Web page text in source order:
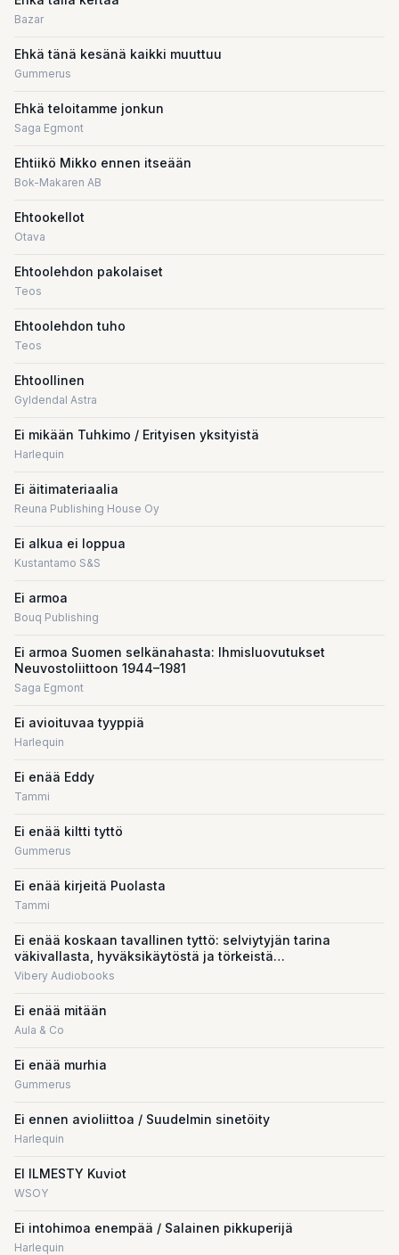
Bazar
Ehkä tänä kesänä kaikki muuttuu
Gummerus
Ehkä teloitamme jonkun
Saga Egmont
Ehtiikö Mikko ennen itseään
Bok-Makaren AB
Ehtookellot
Otava
Ehtoolehdon pakolaiset
Teos
Ehtoolehdon tuho
Teos
Ehtoollinen
Gyldendal Astra
Ei mikään Tuhkimo / Erityisen yksityistä
Harlequin
Ei äitimateriaalia
Reuna Publishing House Oy
Ei alkua ei loppua
Kustantamo S&S
Ei armoa
Bouq Publishing
Ei armoa Suomen selkänahasta: Ihmisluovutukset
Neuvostoliittoon 1944–1981
Saga Egmont
Ei avioituvaa tyyppiä
Harlequin
Ei enää Eddy
Tammi
Ei enää kiltti tyttö
Gummerus
Ei enää kirjeitä Puolasta
Tammi
Ei enää koskaan tavallinen tyttö: selviytyjän tarina
väkivallasta, hyväksikäytöstä ja törkeistä
seksuaalirikoksista
Vibery Audiobooks
Ei enää mitään
Aula & Co
Ei enää murhia
Gummerus
Ei ennen avioliittoa / Suudelmin sinetöity
Harlequin
EI ILMESTY Kuviot
WSOY
Ei intohimoa enempää / Salainen pikkuperijä
Harlequin